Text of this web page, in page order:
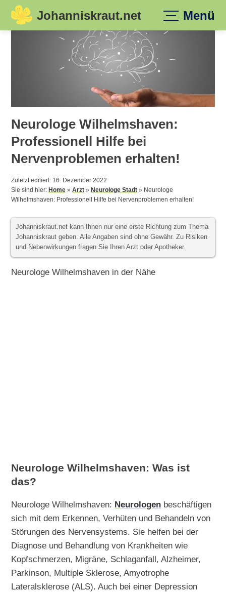
Skip
Johanniskraut.net Menü
Neurologe Wilhelmshaven:
Professionell Hilfe bei
Nervenproblemen erhalten!
Zuletzt editiert: 16. Dezember 2022
Sie sind hier:Home »Arzt »Neurologe Stadt » Neurologe
Wilhelmshaven: Professionell Hilfe bei Nervenproblemen erhalten!
Johanniskraut.net kann Ihnen nur eine erste Richtung zum Thema
Johanniskraut geben. Alle Angaben sind ohne Gewähr. Zu Risiken
und Nebenwirkungen fragen Sie Ihren Arzt oder Apotheker.
Neurologe Wilhelmshaven in der Nähe
Neurologe Wilhelmshaven: Was ist
das?
Neurologe Wilhelmshaven: Neurologen beschäftigen
sich mit dem Erkennen, Verhüten und Behandeln von
Störungen des Nervensystems. Sie helfen bei der
Diagnose und Behandlung von Krankheiten wie
Kopfschmerzen, Migräne, Schlaganfall, Alzheimer,
Parkinson, Multiple Sklerose, Amyotrophe
Lateralsklerose (ALS). Auch bei einer Depression